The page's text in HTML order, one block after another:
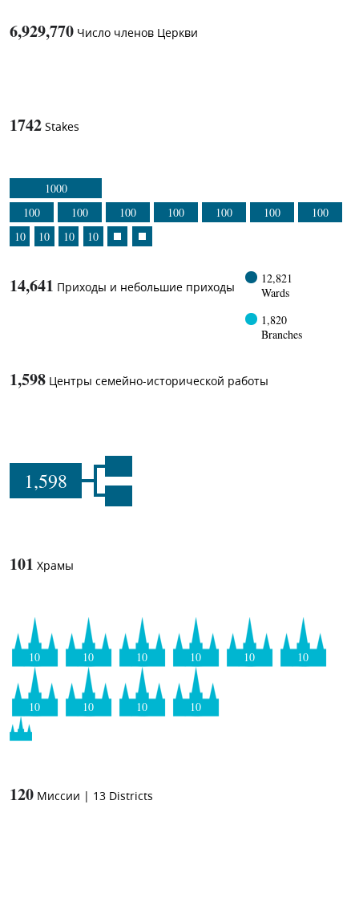
6,929,770 Число членов Церкви
1742 Stakes
1000
100
100 100 100 100 100
100
10
10 10 10
14,641 Приходы и небольшие приходы
12,821
Wards
1,820
Branches
1,598 Центры семейно-исторической работы
1,598
101 Храмы
10 10 10 10 10 10
10 10 10 10
120 Миссии | 13 Districts